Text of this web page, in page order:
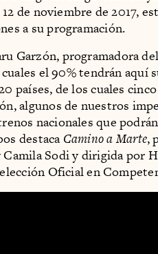
de noviembre de 2017,
a su programación.
Garzón, programadora
el 90% tendrán aquí
países, de los cuales
algunos de nuestros
nacionales que
destacaCamino a Marte,
Camila Sodi y dirigida por
Oficial en